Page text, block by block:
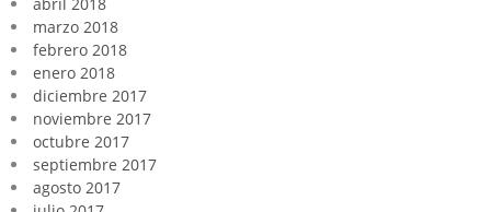
abril 2018
marzo 2018
febrero 2018
enero 2018
diciembre 2017
noviembre 2017
octubre 2017
septiembre 2017
agosto 2017